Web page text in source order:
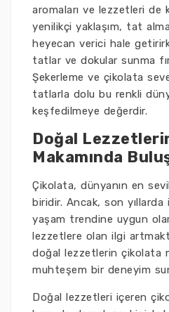
aromaları ve lezzetleri de
yenilikçi yaklaşım, tat
heyecan verici hale
tatlar ve dokular sunma
Şekerleme ve çikolata
tatlarla dolu bu renkli
keşfedilmeye değerdir.
Doğal
Makamında
Çikolata, dünyanın en
biridir. Ancak, son yıllarda
yaşam trendine uygun
lezzetlere olan ilgi
doğal lezzetlerin çikolata
muhteşem bir deneyim
Doğal lezzetleri içeren